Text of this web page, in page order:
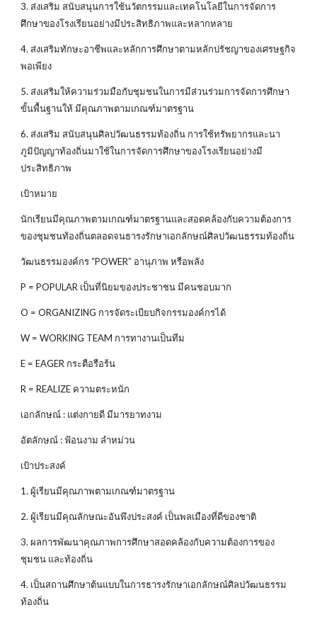
3. ส่งเสริม สนับสนุนการใช้นวัตกรรมและเทคโนโลยีในการจัดการ
ศึกษาของโรงเรียนอย่างมีประสิทธิภาพและหลากหลาย
4. ส่งเสริมทักษะอาชีพและหลักการศึกษาตามหลักปรัชญาของเศรษฐกิจ
พอเพียง
5. ส่งเสริมให้ความร่วมมือกับชุมชนในการมีส่วนร่วมการจัดการศึกษา
ขั้นพื้นฐานให้ มีคุณภาพตามเกณฑ์มาตรฐาน
6. ส่งเสริม สนับสนุนศิลปวัฒนธรรมท้องถิ่น การใช้ทรัพยากรและนา
ภูมิปัญญาท้องถิ่นมาใช้ในการจัดการศึกษาของโรงเรียนอย่างมี
ประสิทธิภาพ
เป้าหมาย
นักเรียนมีคุณภาพตามเกณฑ์มาตรฐานและสอดคล้องกับความต้องการ
ของชุมชนท้องถิ่นตลอดจนธารงรักษาเอกลักษณ์ศิลปวัฒนธรรมท้องถิ่น
วัฒนธรรมองค์กร “POWER” อานุภาพ หรือพลัง
P = POPULAR เป็นที่นิยมของประชาชน มีคนชอบมาก
O = ORGANIZING การจัดระเบียบกิจกรรมองค์กรได้
W = WORKING TEAM การทางานเป็นทีม
E = EAGER กระตือรือร้น
R = REALIZE ความตระหนัก
เอกลักษณ์ : แต่งกายดี มีมารยาทงาม
อัตลักษณ์ : ฟ้อนงาม ลำหม่วน
เป้าประสงค์
1. ผู้เรียนมีคุณภาพตามเกณฑ์มาตรฐาน
2. ผู้เรียนมีคุณลักษณะอันพึงประสงค์ เป็นพลเมืองที่ดีของชาติ
3. ผลการพัฒนาคุณภาพการศึกษาสอดคล้องกับความต้องการของ
ชุมชน และท้องถิ่น
4. เป็นสถานศึกษาต้นแบบในการธารงรักษาเอกลักษณ์ศิลปวัฒนธรรม
ท้องถิ่น